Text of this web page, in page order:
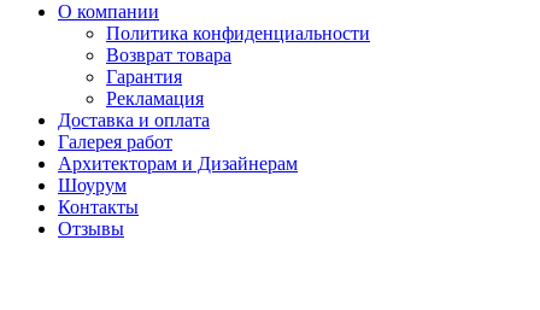
О компании
Политика конфиденциальности
Возврат товара
Гарантия
Рекламация
Доставка и оплата
Галерея работ
Архитекторам и Дизайнерам
Шоурум
Контакты
Отзывы